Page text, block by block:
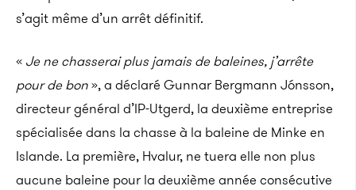
s’agit même d’un arrêt définitif.
« Je ne chasserai plus jamais de baleines, j’arrête
pour de bon», a déclaré Gunnar Bergmann Jónsson,
directeur général d’IP-Utgerd, la deuxième entreprise
spécialisée dans la chasse à la baleine de Minke en
Islande. La première, Hvalur, ne tuera elle non plus
aucune baleine pour la deuxième année consécutive